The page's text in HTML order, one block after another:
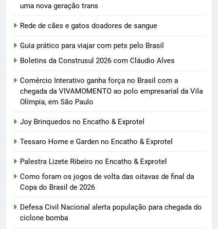
uma nova geração trans
Rede de cães e gatos doadores de sangue
Guia prático para viajar com pets pelo Brasil
Boletins da Construsul 2026 com Cláudio Alves
Comércio Interativo ganha força no Brasil com a
chegada da VIVAMOMENTO ao polo empresarial da Vila
Olímpia, em São Paulo
Joy Brinquedos no Encatho & Exprotel
Tessaro Home e Garden no Encatho & Exprotel
Palestra Lizete Ribeiro no Encatho & Exprotel
Como foram os jogos de volta das oitavas de final da
Copa do Brasil de 2026
Defesa Civil Nacional alerta população para chegada do
ciclone bomba